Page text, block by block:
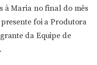
à Maria no final do mês
foi a Produtora
da Equipe de